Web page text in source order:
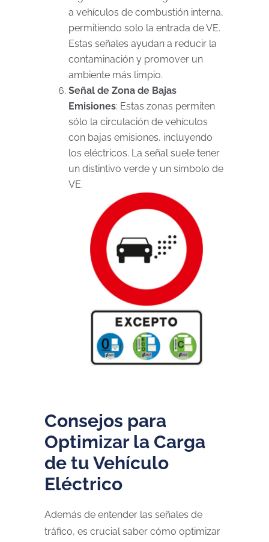
a vehículos de combustión interna,
permitiendo solo la entrada de VE.
Estas señales ayudan a reducir la
contaminación y promover un
ambiente más limpio.
Señal de Zona de Bajas
Emisiones: Estas zonas permiten
sólo la circulación de vehículos
con bajas emisiones, incluyendo
los eléctricos. La señal suele tener
un distintivo verde y un símbolo de
VE.
Consejos para
Optimizar la Carga
de tu Vehículo
Eléctrico
Además de entender las señales de
tráfico, es crucial saber cómo optimizar